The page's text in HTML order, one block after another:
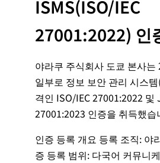
ISMS(ISO/IEC
27001:2022) 인
야라쿠 주식회사 도쿄 본사는
일부로 정보 보안 관리 시스
격인 ISO/IEC 27001:2022 및
27001:2023 인증을 취득했습
인증 등록 개요 등록 조직: 야
증 등록 범위: 다국어 커뮤니